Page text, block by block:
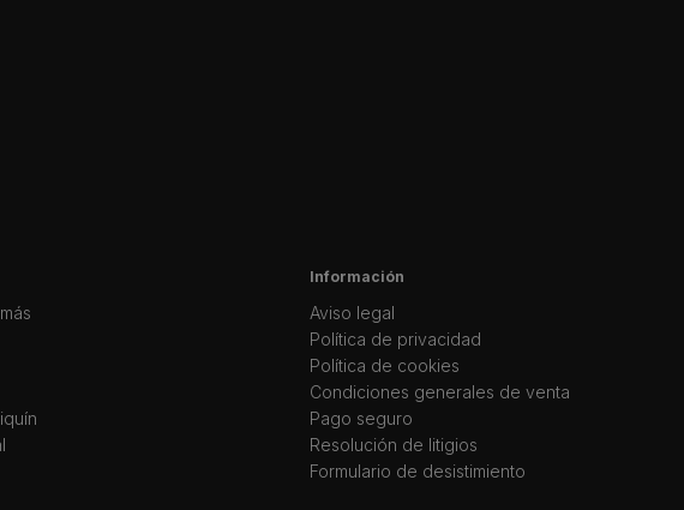
Información
Aviso legal
Política de privacidad
Política de cookies
Condiciones generales de venta
Pago seguro
Resolución de litigios
Formulario de desistimiento